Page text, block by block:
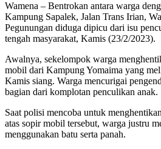
Wamena – Bentrokan antara warga
Kampung Sapalek, Jalan Trans Irian,
Pegunungan diduga dipicu dari isu
tengah masyarakat, Kamis (23/2/2023).
Awalnya, sekelompok warga
mobil dari Kampung Yomaima yang
Kamis siang. Warga mencurigai
bagian dari komplotan penculikan anak.
Saat polisi mencoba untuk
atas sopir mobil tersebut, warga justru
menggunakan batu serta panah.